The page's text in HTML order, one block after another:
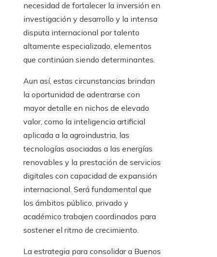
necesidad de fortalecer la inversión en
investigación y desarrollo y la intensa
disputa internacional por talento
altamente especializado, elementos
que continúan siendo determinantes.
Aun así, estas circunstancias brindan
la oportunidad de adentrarse con
mayor detalle en nichos de elevado
valor, como la inteligencia artificial
aplicada a la agroindustria, las
tecnologías asociadas a las energías
renovables y la prestación de servicios
digitales con capacidad de expansión
internacional. Será fundamental que
los ámbitos público, privado y
académico trabajen coordinados para
sostener el ritmo de crecimiento.
La estrategia para consolidar a Buenos